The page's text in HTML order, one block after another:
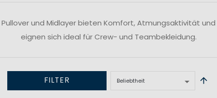
Pullover und Midlayer bieten Komfort, Atmungsaktivität und
eignen sich ideal für Crew- und Teambekleidung.
FILTER